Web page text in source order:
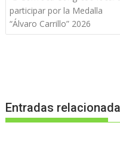
de
entradas
participar por la Medalla
“Álvaro Carrillo” 2026
Entradas